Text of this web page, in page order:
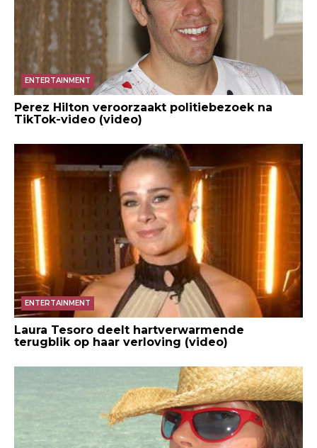
ENTERTAINMENT
Perez Hilton veroorzaakt politiebezoek na
TikTok-video (video)
ENTERTAINMENT
Laura Tesoro deelt hartverwarmende
terugblik op haar verloving (video)